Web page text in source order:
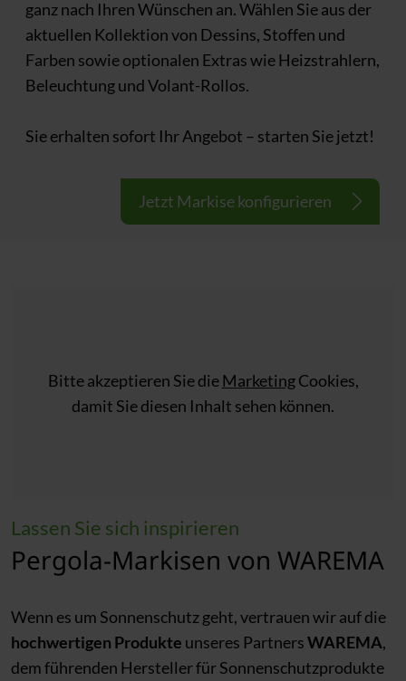
ganz nach Ihren Wünschen an. Wählen Sie aus der
aktuellen Kollektion von Dessins, Stoffen und
Farben sowie optionalen Extras wie Heizstrahlern,
Beleuchtung und Volant-Rollos.
Sie erhalten sofort Ihr Angebot – starten Sie jetzt!
Jetzt Markise konfigurieren
Bitte akzeptieren Sie dieMarketingCookies,
damit Sie diesen Inhalt sehen können.
Lassen Sie sich inspirieren
Pergola-Markisen von WAREMA
Wenn es um Sonnenschutz geht, vertrauen wir auf die
hochwertigen Produkte unseres PartnersWAREMA,
dem führenden Hersteller für Sonnenschutzprodukte